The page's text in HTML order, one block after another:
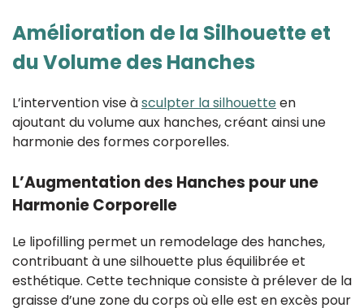
Amélioration de la Silhouette et
du Volume des Hanches
L’intervention vise àsculpter la silhouetteen
ajoutant du volume aux hanches, créant ainsi une
harmonie des formes corporelles.
L’Augmentation des Hanches pour une
Harmonie Corporelle
Le lipofilling permet un remodelage des hanches,
contribuant à une silhouette plus équilibrée et
esthétique. Cette technique consiste à prélever de la
graisse d’une zone du corps où elle est en excès pour